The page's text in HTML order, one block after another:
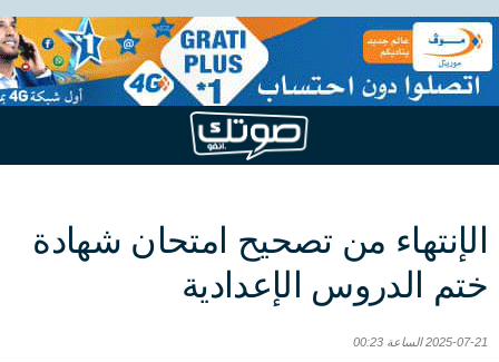
الإنتهاء من تصحيح امتحان شهادة
ختم الدروس الإعدادية
2025-07-21 الساعة 00:23